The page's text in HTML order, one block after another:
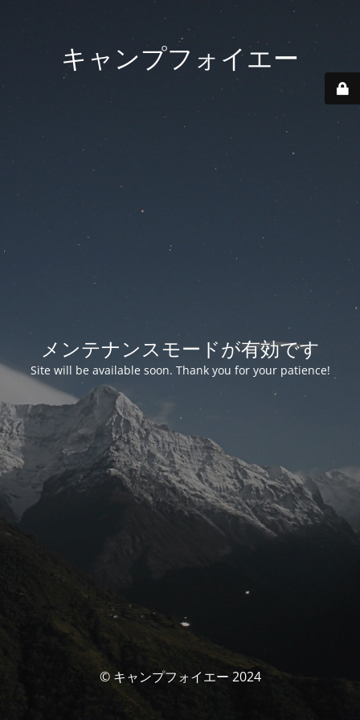
キャンプフォイエー
メンテナンスモードが有効です
Site will be available soon. Thank you for your patience!
© キャンプフォイエー 2024